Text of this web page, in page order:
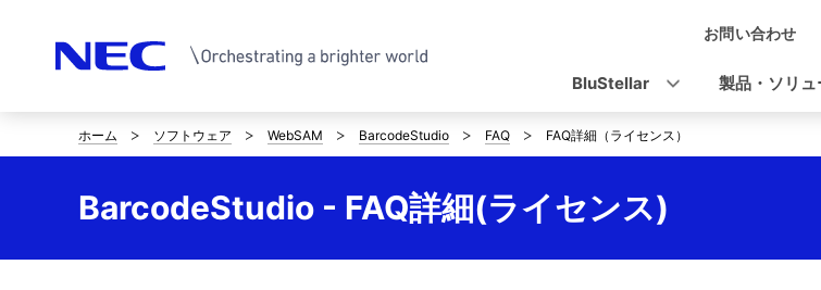
ゲ
ー
シ
お問い合わせ
BluStellar 製品・ソリ
サ
イ
ホーム ソフトウェア WebSAM BarcodeStudio FAQ FAQ詳細（ライセンス）
BarcodeStudio - FAQ詳細(ライセンス)